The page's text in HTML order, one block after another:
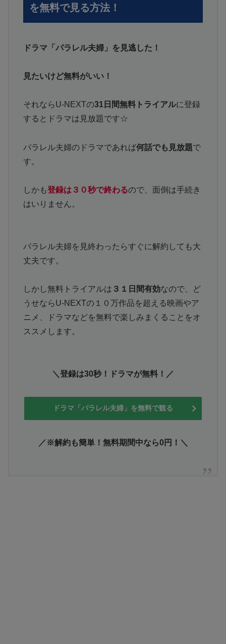
を無料で見る方法！
ドラマ「パラレル夫婦」を見逃した！
見たいけど無料がいい！
それならU-NEXTの31日間無料トライアルに登録
するとドラマは見放題です☆
パラレル夫婦のドラマであれば何話でも見放題で
す。
しかも登録は３０秒で終わるので、面倒は手続き
はいりません。
パラレル夫婦を見終わったらすぐに解約しても大
丈夫です。
しかし無料トライアルは ３１日間有効なので、ど
うせならU-NEXTの１０万作品を超える映画やア
ニメ、ドラマなどを無料で楽しみまくることをオ
ススメします。
＼登録は30秒！ドラマが無料！／
ドラマ「パラレル夫婦」を無料で観る
／※解約も簡単！無料期間中なら0円！＼